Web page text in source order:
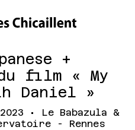
+
film « My
Daniel »
• Le Babazula &
- Rennes